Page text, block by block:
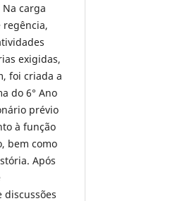
carga
exigidas,
foi criada a
do 6° Ano
prévio
à função
bem como
Após